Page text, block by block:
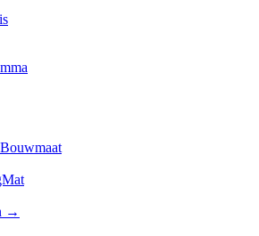
Bouwmaat
→